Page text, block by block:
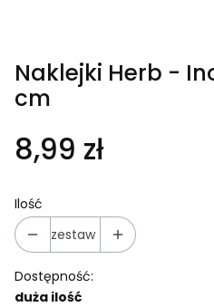
Naklejki Herb -
cm
8,99 zł
Ilość
zestaw
Dostępność:
duża ilość